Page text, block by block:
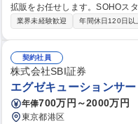
拡販をお任せします。SOHOスタ
には】 ◆自社製品であるカーシ
帰】OEMセールスマネージャー
業界未経験歓迎 年間休日120日以
契約社員
株式会社SBI証券
エグゼキューションサ
年俸700万円～2000万円
東京都港区